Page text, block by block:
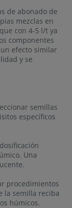
de abonado de
mezclas en
con 4-5 l/t ya
componentes
efecto similar
y se
semillas
específicos
Una
procedimientos
la semilla reciba
húmicos.